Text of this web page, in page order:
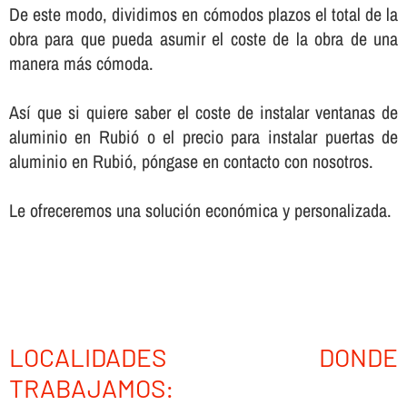
De este modo, dividimos en cómodos plazos el total de la
obra para que pueda asumir el coste de la obra de una
manera más cómoda.
Así­ que si quiere saber el coste de instalar ventanas de
aluminio en Rubió o el precio para instalar puertas de
aluminio en Rubió, póngase en contacto con nosotros.
Le ofreceremos una solución económica y personalizada.
LOCALIDADES DONDE
TRABAJAMOS: